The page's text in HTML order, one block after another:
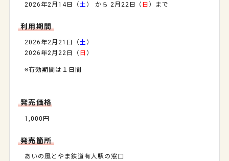
2026年2月14日（ 土 ） から 2月22日（ 日 ）まで
利用期間
2026年2月21日（土 ）
2026年2月22日（ 日 ）
※有効期間は１日間
発売価格
1,000円
発売箇所
あいの風とやま鉄道有人駅の窓口